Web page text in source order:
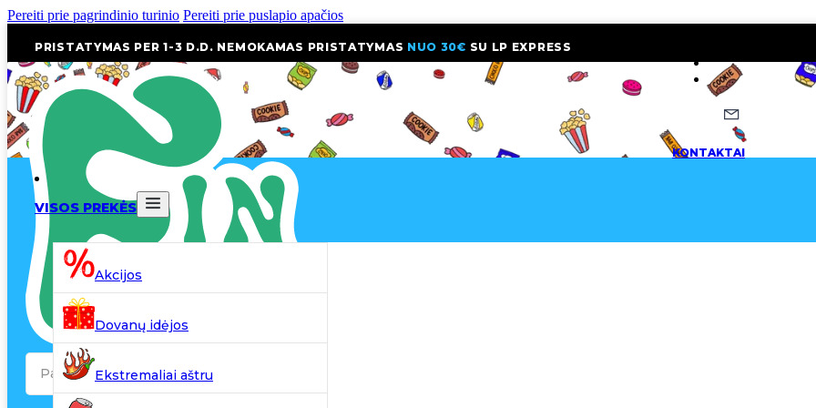
Pereiti prie pagrindinio turinio Pereiti prie puslapio apačios
PRISTATYMAS PER 1-3 D.D. NEMOKAMAS PRISTATYMAS NUO 30€ SU LP EXPRESS
KONTAKTAI
Search
VISOS PREKĖS
Akcijos
Dovanų idėjos
Ekstremaliai aštru